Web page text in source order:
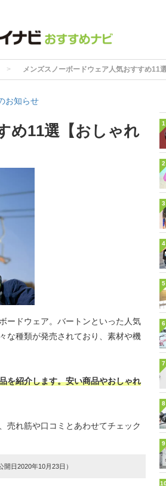
メンズスノーボードウェア人気おすすめ11
お知らせ
め11選【おしゃれ
ードウェア。バートンといった人気
な種類が発売されており、素材や機
を紹介します。安い商品やおしゃれ
売れ筋や口コミとあわせてチェック
日2020年10月23日）
1
2
3
4
5
6
7
8
9